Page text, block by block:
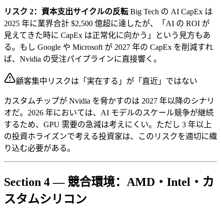
リスク 2：資本支出サイクルの反転 Big Tech の AI CapEx は
2025 年に業界合計 $2,500 億超に達したが、「AI の ROI が
見えてきた時に CapEx は正常化に向かう」という見方もあ
る。もし Google や Microsoft が 2027 年の CapEx を削減すれ
ば、Nvidia の受注パイプラインに直接響く。
顧客集中リスクは「実在する」が「直近」ではない
カスタムチップが Nvidia を脅かすのは 2027 年以降のシナリ
オだ。2026 年においては、AI モデルのスケール競争が継続
するため、GPU 需要の急減は考えにくい。ただし 3 年以上
の投資ホライズンで考える投資家は、このリスクを適切に織
り込む必要がある。
Section 4 — 競合環境：AMD・Intel・カ
スタムシリコン